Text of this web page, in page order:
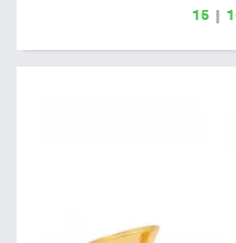
15 |